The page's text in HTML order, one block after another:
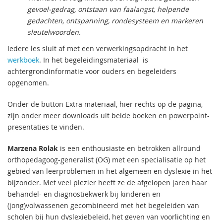
gevoel-gedrag, ontstaan van faalangst, helpende
gedachten, ontspanning, rondesysteem en markeren
sleutelwoorden.
Iedere les sluit af met een verwerkingsopdracht in het
werkboek. In het begeleidingsmateriaal is
achtergrondinformatie voor ouders en begeleiders
opgenomen.
Onder de button Extra materiaal, hier rechts op de pagina,
zijn onder meer downloads uit beide boeken en powerpoint-
presentaties te vinden.
Marzena Rolak is een enthousiaste en betrokken allround
orthopedagoog-generalist (OG) met een specialisatie op het
gebied van leerproblemen in het algemeen en dyslexie in het
bijzonder. Met veel plezier heeft ze de afgelopen jaren haar
behandel- en diagnostiekwerk bij kinderen en
(jong)volwassenen gecombineerd met het begeleiden van
scholen bij hun dyslexiebeleid, het geven van voorlichting en